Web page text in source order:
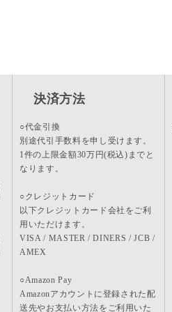
決済方法
○代金引換
別途代引手数料を申し受けます。
1件の上限金額30万円(税込)までと
なります。
○クレジットカード
以下クレジットカード会社をご利
用いただけます。
VISA / MASTER / DINERS / JCB /
AMEX
○Amazon Pay
Amazonアカウントに登録された配
送先やお支払い方法をご利用いた